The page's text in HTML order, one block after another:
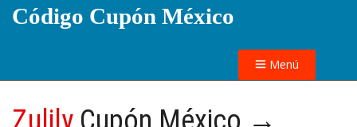
Código Cupón México
Menú